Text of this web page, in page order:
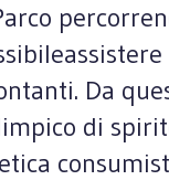
Da
di